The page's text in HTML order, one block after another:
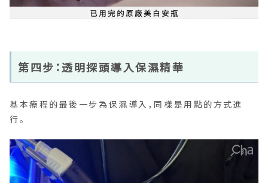
第四步：透明探頭導入保濕精華
基本療程的最後一步為保濕導入，同樣是用點的方式進
行。